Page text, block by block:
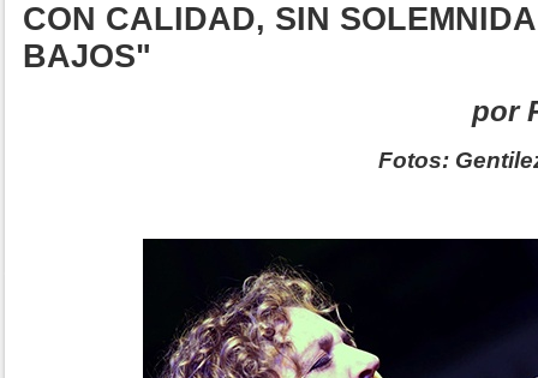
CON CALIDAD, SIN
BAJOS"
por
Fotos: